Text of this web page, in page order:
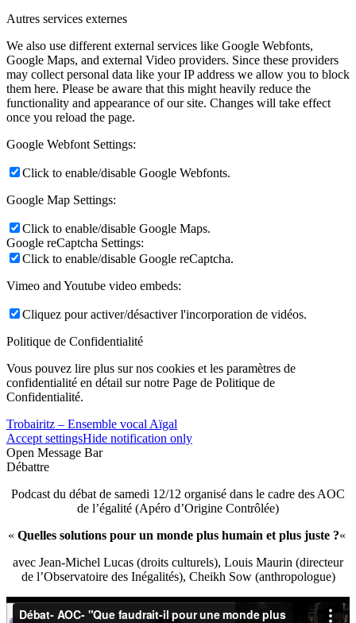
Autres services externes
We also use different external services like Google Webfonts,
Google Maps, and external Video providers. Since these providers
may collect personal data like your IP address we allow you to block
them here. Please be aware that this might heavily reduce the
functionality and appearance of our site. Changes will take effect
once you reload the page.
Google Webfont Settings:
Click to enable/disable Google Webfonts.
Google Map Settings:
Click to enable/disable Google Maps.
Google reCaptcha Settings:
Click to enable/disable Google reCaptcha.
Vimeo and Youtube video embeds:
Cliquez pour activer/désactiver l'incorporation de vidéos.
Politique de Confidentialité
Vous pouvez lire plus sur nos cookies et les paramètres de
confidentialité en détail sur notre Page de Politique de
Confidentialité.
Trobairitz – Ensemble vocal Aïgal
Accept settingsHide notification only
Open Message Bar
Débattre
Podcast du débat de samedi 12/12 organisé dans le cadre des AOC
de l’égalité (Apéro d’Origine Contrôlée)
« Quelles solutions pour un monde plus humain et plus juste ?«
avec Jean-Michel Lucas (droits culturels), Louis Maurin (directeur
de l’Observatoire des Inégalités), Cheikh Sow (anthropologue)